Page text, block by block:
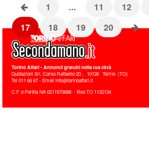
1 ... 11 12
17
18 19 20
Torino Affari- Annunci gratuiti nella tua città
Quotazioni Srl, Corso Raffaello 20
10126 Torino (TO)
Tel011 66 67 - Email info@torinoaffari.it
C.F. e Partita IVA 0211570688 - Rea TO 1132134